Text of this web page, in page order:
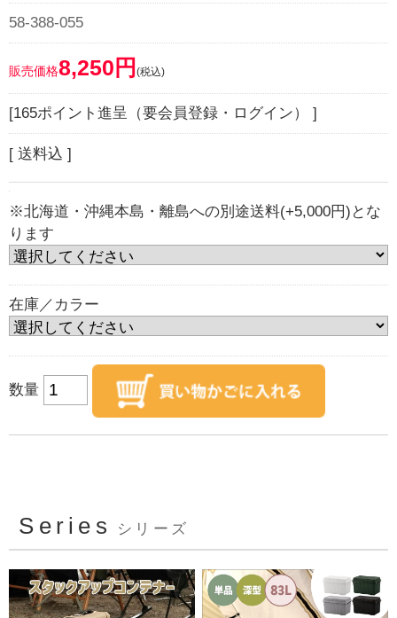
58-388-055
販売価格8,250円 (税込)
[165ポイント進呈（要会員登録・ログイン） ]
[ 送料込 ]
※北海道・沖縄本島・離島への別途送料(+5,000円)とな
ります
在庫／カラー
数量
Series シリーズ